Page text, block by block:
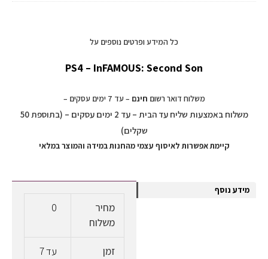
כל המידע ופרטים נוספים על
PS4 – InFAMOUS: Second Son
משלוח דואר רשום חינם – עד 7 ימים עסקים –
משלוח באמצעות שליח עד הבית – עד 2 ימים עסקים – (בתוספת 50
שקלים)
קיימת אפשרות לאיסוף עצמי מהחנות במידה והמוצר במלאי
מידע נוסף
מחיר
משלוח
0
זמן
עד 7